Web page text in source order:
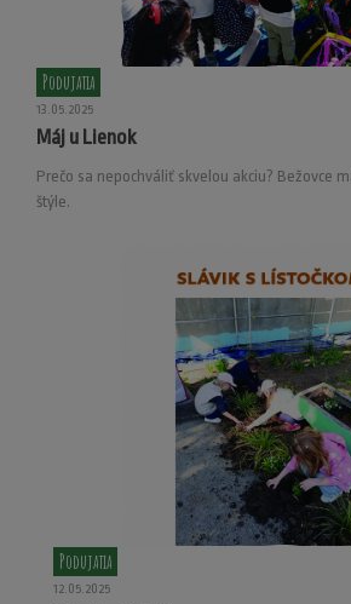
Podujatia
13.05.2025
Máj u Lienok
Prečo sa nepochváliť skvelou akciu? Bežovce
štýle.
Podujatia
12.05.2025